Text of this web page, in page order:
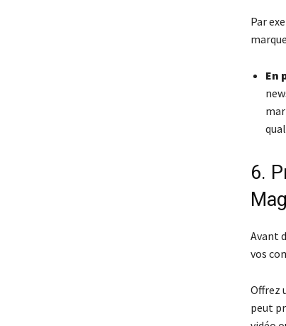
Par
En
6.
Avant
vos
Offrez
peut